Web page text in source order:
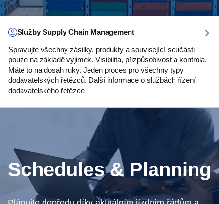
Služby Supply Chain Management
Spravujte všechny zásilky, produkty a související součásti
pouze na základě výjimek. Visibilita, přizpůsobivost a kontrola.
Máte to na dosah ruky. Jeden proces pro všechny typy
dodavatelských řetězců. Další informace o službách řízení
dodavatelského řetězce
Schedules & Planning